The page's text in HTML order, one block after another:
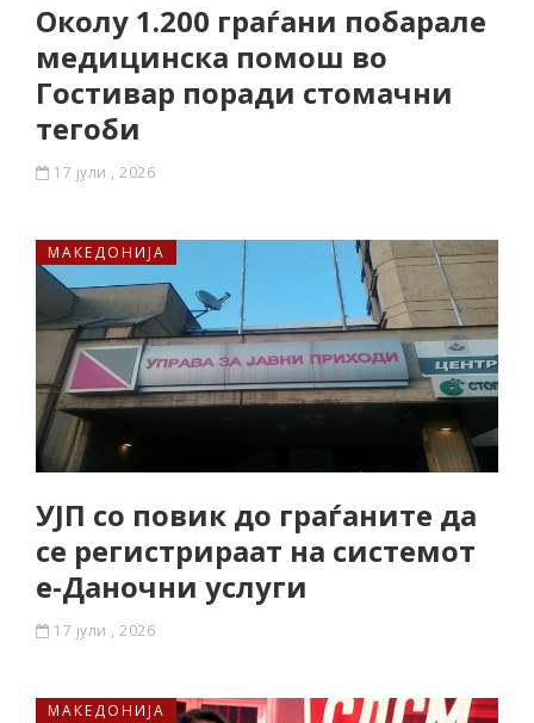
Околу 1.200 граѓани побарале
медицинска помош во
Гостивар поради стомачни
тегоби
17 јули , 2026
МАКЕДОНИЈА
УЈП со повик до граѓаните да
се регистрираат на системот
е-Даночни услуги
17 јули , 2026
МАКЕДОНИЈА